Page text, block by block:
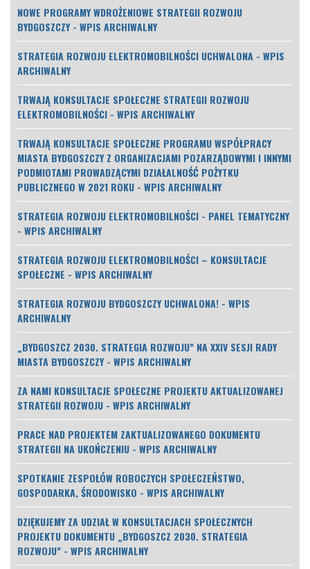
NOWE PROGRAMY WDROŻENIOWE STRATEGII ROZWOJU
BYDGOSZCZY - WPIS ARCHIWALNY
STRATEGIA ROZWOJU ELEKTROMOBILNOŚCI UCHWALONA - WPIS
ARCHIWALNY
TRWAJĄ KONSULTACJE SPOŁECZNE STRATEGII ROZWOJU
ELEKTROMOBILNOŚCI - WPIS ARCHIWALNY
TRWAJĄ KONSULTACJE SPOŁECZNE PROGRAMU WSPÓŁPRACY
MIASTA BYDGOSZCZY Z ORGANIZACJAMI POZARZĄDOWYMI I INNYMI
PODMIOTAMI PROWADZĄCYMI DZIAŁALNOŚĆ POŻYTKU
PUBLICZNEGO W 2021 ROKU - WPIS ARCHIWALNY
STRATEGIA ROZWOJU ELEKTROMOBILNOŚCI - PANEL TEMATYCZNY
- WPIS ARCHIWALNY
STRATEGIA ROZWOJU ELEKTROMOBILNOŚCI – KONSULTACJE
SPOŁECZNE - WPIS ARCHIWALNY
STRATEGIA ROZWOJU BYDGOSZCZY UCHWALONA! - WPIS
ARCHIWALNY
„BYDGOSZCZ 2030. STRATEGIA ROZWOJU” NA XXIV SESJI RADY
MIASTA BYDGOSZCZY - WPIS ARCHIWALNY
ZA NAMI KONSULTACJE SPOŁECZNE PROJEKTU AKTUALIZOWANEJ
STRATEGII ROZWOJU - WPIS ARCHIWALNY
PRACE NAD PROJEKTEM ZAKTUALIZOWANEGO DOKUMENTU
STRATEGII NA UKOŃCZENIU - WPIS ARCHIWALNY
SPOTKANIE ZESPOŁÓW ROBOCZYCH SPOŁECZEŃSTWO,
GOSPODARKA, ŚRODOWISKO - WPIS ARCHIWALNY
DZIĘKUJEMY ZA UDZIAŁ W KONSULTACJACH SPOŁECZNYCH
PROJEKTU DOKUMENTU „BYDGOSZCZ 2030. STRATEGIA
ROZWOJU” - WPIS ARCHIWALNY